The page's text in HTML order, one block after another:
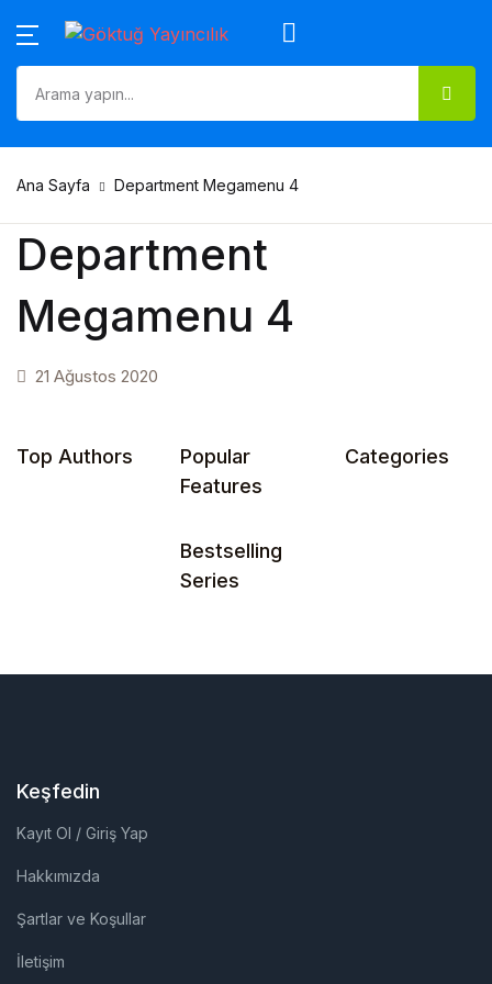
MENU
Hakkımızda
Tüm Kitaplar
İletişim
Hesap
Kullanıcı adı veya e-posta *
Oturum Aç
Hesap Oluştur
Alışveriş sepetiniz (0)
Sepetinizde ürün yok.
Ana Sayfa Department Megamenu 4
Department
Megamenu 4
21 Ağustos 2020
Top Authors
Popular
Features
Bestselling
Series
Categories
Keşfedin
Kayıt Ol / Giriş Yap
Hakkımızda
Şartlar ve Koşullar
İletişim